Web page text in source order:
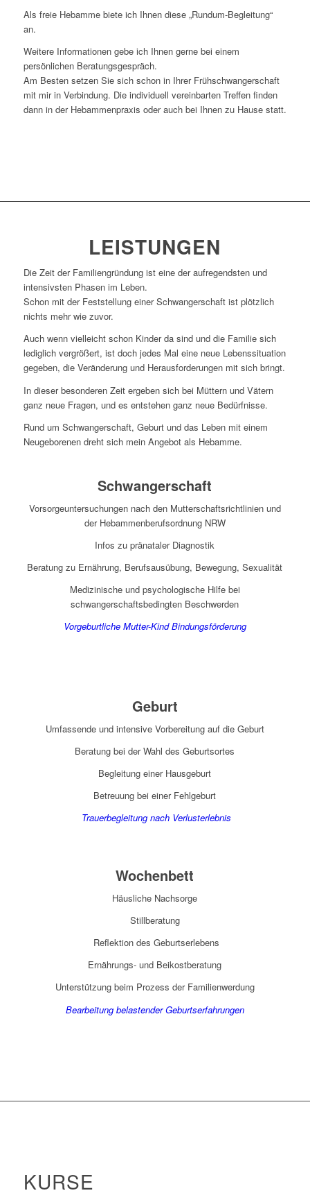
Als freie Hebamme biete ich Ihnen diese „Rundum-Begleitung“
an.
Weitere Informationen gebe ich Ihnen gerne bei einem
persönlichen Beratungsgespräch.
Am Besten setzen Sie sich schon in Ihrer Frühschwangerschaft
mit mir in Verbindung. Die individuell vereinbarten Treffen finden
dann in der Hebammenpraxis oder auch bei Ihnen zu Hause statt.
LEISTUNGEN
Die Zeit der Familiengründung ist eine der aufregendsten und
intensivsten Phasen im Leben.
Schon mit der Feststellung einer Schwangerschaft ist plötzlich
nichts mehr wie zuvor.
Auch wenn vielleicht schon Kinder da sind und die Familie sich
lediglich vergrößert, ist doch jedes Mal eine neue Lebenssituation
gegeben, die Veränderung und Herausforderungen mit sich bringt.
In dieser besonderen Zeit ergeben sich bei Müttern und Vätern
ganz neue Fragen, und es entstehen ganz neue Bedürfnisse.
Rund um Schwangerschaft, Geburt und das Leben mit einem
Neugeborenen dreht sich mein Angebot als Hebamme.
Schwangerschaft
Vorsorgeuntersuchungen nach den Mutterschaftsrichtlinien und
der Hebammenberufsordnung NRW
Infos zu pränataler Diagnostik
Beratung zu Ernährung, Berufsausübung, Bewegung, Sexualität
Medizinische und psychologische Hilfe bei
schwangerschaftsbedingten Beschwerden
Vorgeburtliche Mutter-Kind Bindungsförderung
Geburt
Umfassende und intensive Vorbereitung auf die Geburt
Beratung bei der Wahl des Geburtsortes
Begleitung einer Hausgeburt
Betreuung bei einer Fehlgeburt
Trauerbegleitung nach Verlusterlebnis
Wochenbett
Häusliche Nachsorge
Stillberatung
Reflektion des Geburtserlebens
Ernährungs- und Beikostberatung
Unterstützung beim Prozess der Familienwerdung
Bearbeitung belastender Geburtserfahrungen
KURSE